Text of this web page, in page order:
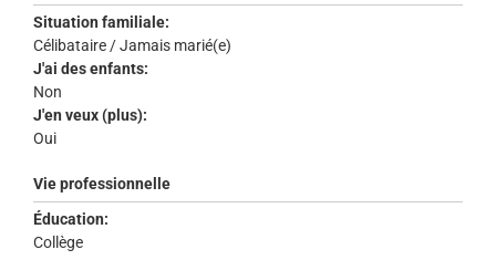
Situation familiale:
Célibataire / Jamais marié(e)
J'ai des enfants:
Non
J'en veux (plus):
Oui
Vie professionnelle
Éducation:
Collège